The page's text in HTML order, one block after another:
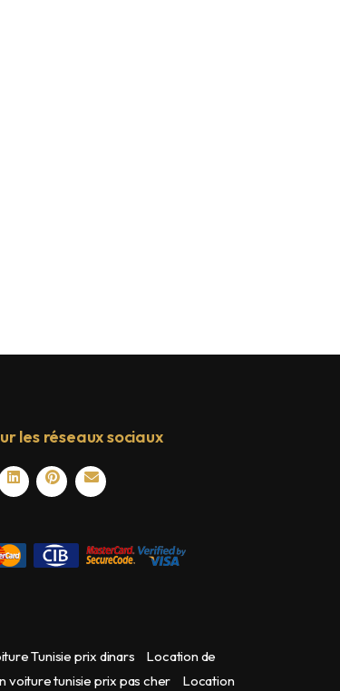
les réseaux sociaux
Tunisie prix dinars
Location de
voiture tunisie prix pas cher Location